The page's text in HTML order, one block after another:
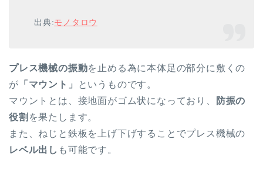
出典:モノタロウ
プレス機械の振動を止める為に本体足の部分に敷くの
が 「マウント」
というものです。
マウントとは、接地面がゴム状になっており、
防振の
役割 を果たします。
また、ねじと鉄板を上げ下げすることでプレス機械の
レベル出し も可能です。